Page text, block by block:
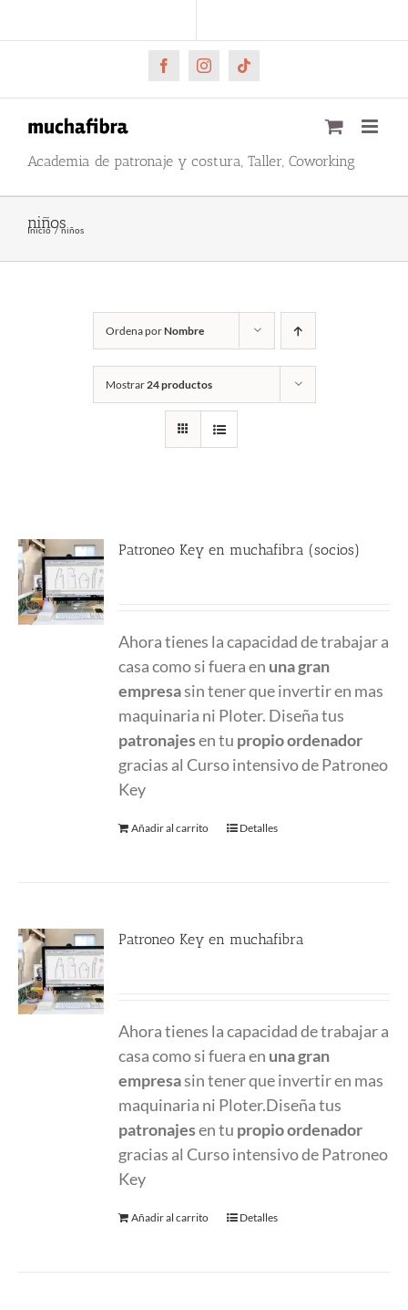
al
FacebookInstagramTiktok
Academia de patronaje y costura, Taller, Coworking
niños
Inicio niños
Ordena porNombre
Mostrar24 productos
Patroneo Key en muchafibra (socios)
Ahora tienes la capacidad de trabajar a
casa como si fuera en una gran
empresasin tener que invertir en mas
maquinaria ni Ploter. Diseña tus
patronajesen tu propio ordenador
gracias al Curso intensivo de Patroneo
Key
Añadir al carrito Detalles
Patroneo Key en muchafibra
Ahora tienes la capacidad de trabajar a
casa como si fuera en una gran
empresasin tener que invertir en mas
maquinaria ni Ploter.Diseña tus
patronajesen tu propio ordenador
gracias al Curso intensivo de Patroneo
Key
Añadir al carrito Detalles